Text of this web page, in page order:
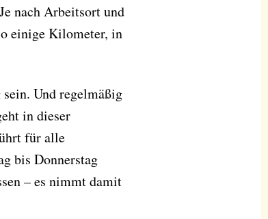
nach Arbeitsort und
einige Kilometer, in
Und regelmäßig
in dieser
für alle
bis Donnerstag
­– es nimmt damit